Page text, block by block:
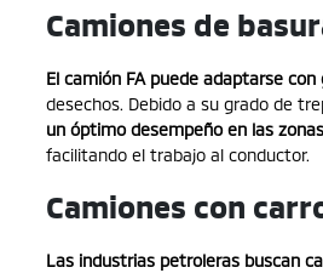
Camiones de
El camión FA puede adaptarse
desechos. Debido a su grado de
un óptimo desempeño en las
facilitando el trabajo al conductor.
Camiones con
Las industrias petroleras buscan